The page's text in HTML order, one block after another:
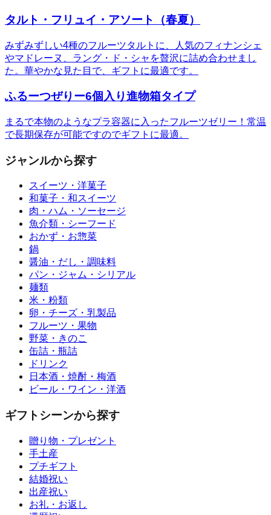
タルト・フリュイ・アソート（春夏）
みずみずしい4種のフルーツタルトに、人気のフィナンシェ
やマドレーヌ、ラング・ド・シャを贅沢に詰め合わせまし
た。華やかな見た目で、ギフトに最適です。
ふるーつぜりー6個入り進物箱タイプ
まるで本物のようなプラ容器に入ったフルーツゼリー！常温
で長期保存が可能ですのでギフトに最適。
ジャンルから探す
スイーツ・洋菓子
和菓子・和スイーツ
肉・ハム・ソーセージ
魚介類・シーフード
おかず・お惣菜
鍋
醤油・だし・調味料
パン・ジャム・シリアル
麺類
米・粉類
卵・チーズ・乳製品
フルーツ・果物
野菜・きのこ
缶詰・瓶詰
ドリンク
日本酒・焼酎・梅酒
ビール・ワイン・洋酒
ギフトシーンから探す
贈り物・プレゼント
手土産
プチギフト
結婚祝い
出産祝い
お礼・お返し